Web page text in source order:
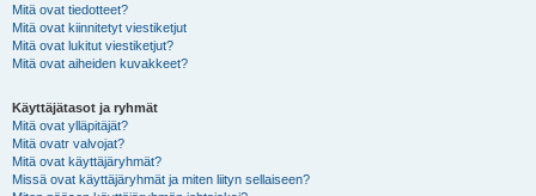
Mitä ovat tiedotteet?
Mitä ovat kiinnitetyt viestiketjut
Mitä ovat lukitut viestiketjut?
Mitä ovat aiheiden kuvakkeet?
Käyttäjätasot ja ryhmät
Mitä ovat ylläpitäjät?
Mitä ovatr valvojat?
Mitä ovat käyttäjäryhmät?
Missä ovat käyttäjäryhmät ja miten liityn sellaiseen?